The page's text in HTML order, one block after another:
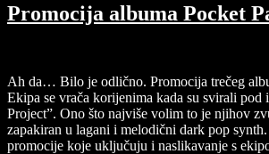
Promocija albuma Pocket
Ah da… Bilo je odlično. Promocija trečeg
Ekipa se vrača korijenima kada su svirali pod
Project”. Ono što najviše volim to je njihov
zapakiran u lagani i melodični dark pop
promocije koje uključuju i naslikavanje s